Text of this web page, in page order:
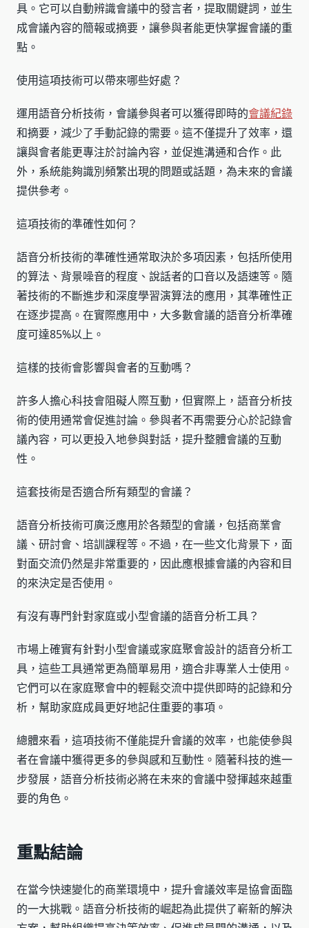
具。它可以自動辨識會議中的發言者，提取關鍵詞，並生
成會議內容的簡報或摘要，讓參與者能更快掌握會議的重
點。
使用這項技術可以帶來哪些好處？
運用語音分析技術，會議參與者可以獲得即時的會議紀錄
和摘要，減少了手動記錄的需要。這不僅提升了效率，還
讓與會者能更專注於討論內容，並促進溝通和合作。此
外，系統能夠識別頻繁出現的問題或話題，為未來的會議
提供參考。
這項技術的準確性如何？
語音分析技術的準確性通常取決於多項因素，包括所使用
的算法、背景噪音的程度、說話者的口音以及語速等。隨
著技術的不斷進步和深度學習演算法的應用，其準確性正
在逐步提高。在實際應用中，大多數會議的語音分析準確
度可達85%以上。
這樣的技術會影響與會者的互動嗎？
許多人擔心科技會阻礙人際互動，但實際上，語音分析技
術的使用通常會促進討論。參與者不再需要分心於記錄會
議內容，可以更投入地參與對話，提升整體會議的互動
性。
這套技術是否適合所有類型的會議？
語音分析技術可廣泛應用於各類型的會議，包括商業會
議、研討會、培訓課程等。不過，在一些文化背景下，面
對面交流仍然是非常重要的，因此應根據會議的內容和目
的來決定是否使用。
有沒有專門針對家庭或小型會議的語音分析工具？
市場上確實有針對小型會議或家庭聚會設計的語音分析工
具，這些工具通常更為簡單易用，適合非專業人士使用。
它們可以在家庭聚會中的輕鬆交流中提供即時的記錄和分
析，幫助家庭成員更好地記住重要的事項。
總體來看，這項技術不僅能提升會議的效率，也能使參與
者在會議中獲得更多的參與感和互動性。隨著科技的進一
步發展，語音分析技術必將在未來的會議中發揮越來越重
要的角色。
重點結論
在當今快速變化的商業環境中，提升會議效率是協會面臨
的一大挑戰。語音分析技術的崛起為此提供了嶄新的解決